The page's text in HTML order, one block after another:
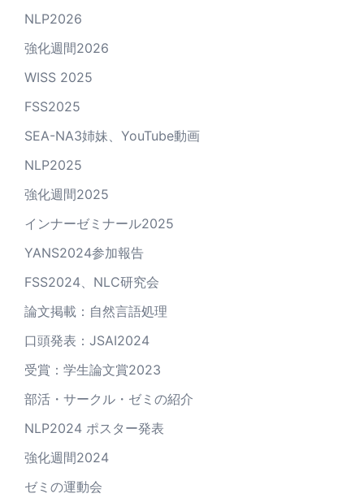
NLP2026
強化週間2026
WISS 2025
FSS2025
SEA-NA3姉妹、YouTube動画
NLP2025
強化週間2025
インナーゼミナール2025
YANS2024参加報告
FSS2024、NLC研究会
論文掲載：自然言語処理
口頭発表：JSAI2024
受賞：学生論文賞2023
部活・サークル・ゼミの紹介
NLP2024 ポスター発表
強化週間2024
ゼミの運動会